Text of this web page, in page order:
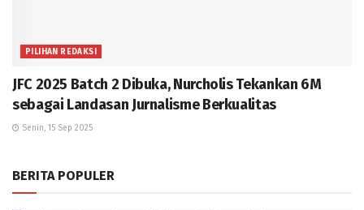
PILIHAN REDAKSI
JFC 2025 Batch 2 Dibuka, Nurcholis Tekankan 6M
sebagai Landasan Jurnalisme Berkualitas
Senin, 15 Sep 2025
BERITA POPULER